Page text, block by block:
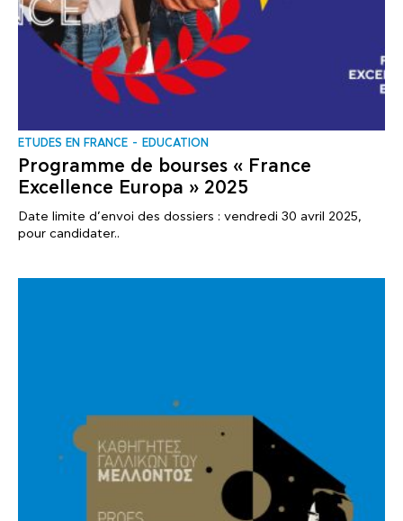
ΕTUDES EN FRANCE EDUCATION
Programme de bourses « France
Excellence Europa » 2025
Date limite d’envoi des dossiers : vendredi 30 avril 2025,
pour candidater..